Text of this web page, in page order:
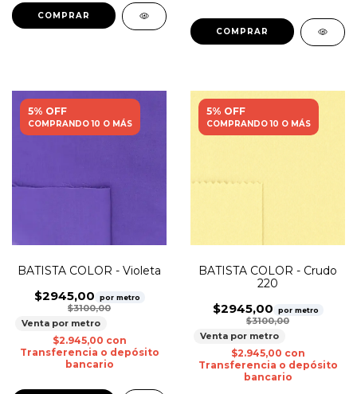
5% OFF
COMPRANDO 10 O MÁS
BATISTA COLOR - Violeta
$2945,00 por metro
$3100,00
Venta por metro
$2.945,00 con
Transferencia o depósito
bancario
5% OFF
COMPRANDO 10 O MÁS
BATISTA COLOR - Crudo
220
$2945,00 por metro
$3100,00
Venta por metro
$2.945,00 con
Transferencia o depósito
bancario